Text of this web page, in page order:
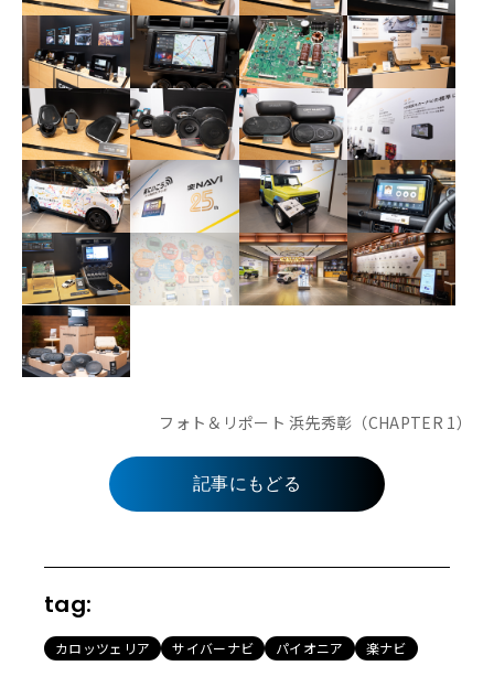
フォト＆リポート 浜先秀彰（CHAPTER 1）
記事にもどる
tag:
カロッツェリア サイバーナビ パイオニア 楽ナビ